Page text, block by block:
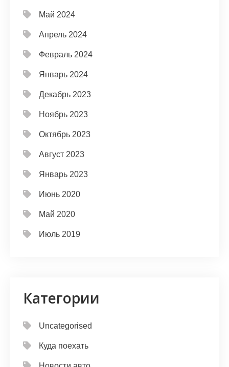
Май 2024
Апрель 2024
Февраль 2024
Январь 2024
Декабрь 2023
Ноябрь 2023
Октябрь 2023
Август 2023
Январь 2023
Июнь 2020
Май 2020
Июль 2019
Категории
Uncategorised
Куда поехать